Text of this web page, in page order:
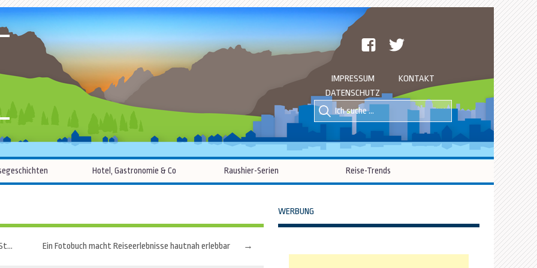
facebook
IMPRESSUM
KONTAKT
DATENSCHUTZ
Suche
nach::
Suche
nach:
Hotel, Gastronomie & Co Raushier-Serien Reise-Trends
Nordsee für Nachtschwärmer: Vollmondfahrten und Sternewanderungen →
Ein Fotobuch macht Reiseerlebnisse hautnah erlebbar
WERBUNG